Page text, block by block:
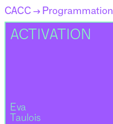
CACC →Programmation
ACTIVATION
Eva
Taulois